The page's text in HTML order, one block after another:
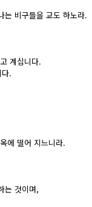
는 비구들을 교도 하노라.
계십니다.
.
에 떨어 지느니라.
는 것이며,